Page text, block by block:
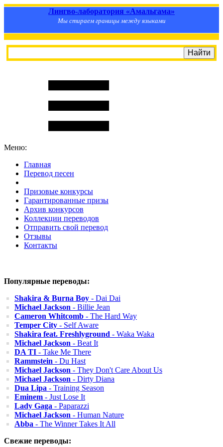
Лингво-лаборатория «Амальгама»
Мы стираем границы между языками
Меню:
Главная
Перевод песен
Призовые конкурсы
Гарантированные призы
Архив конкурсов
Коллекции переводов
Отправить свой перевод
Отзывы
Контакты
Популярные переводы:
Shakira & Burna Boy - Dai Dai
Michael Jackson - Billie Jean
Cameron Whitcomb - The Hard Way
Temper City - Self Aware
Shakira feat. Freshlyground - Waka Waka
Michael Jackson - Beat It
DA TI - Take Me There
Rammstein - Du Hast
Michael Jackson - They Don't Care About Us
Michael Jackson - Dirty Diana
Dua Lipa - Training Season
Eminem - Just Lose It
Lady Gaga - Paparazzi
Michael Jackson - Human Nature
Abba - The Winner Takes It All
Свежие переводы: